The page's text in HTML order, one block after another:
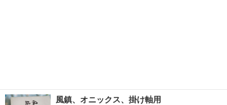
風鎮、オニックス、掛け軸用